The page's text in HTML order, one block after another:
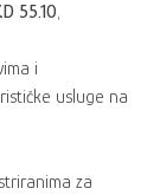
55.10,
i
usluge na
za